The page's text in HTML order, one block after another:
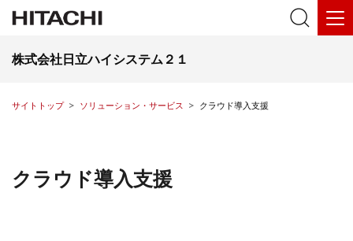
株式会社日立ハイシステム２１
サイトトップ ソリューション・サービス クラウド導入支援
クラウド導入支援